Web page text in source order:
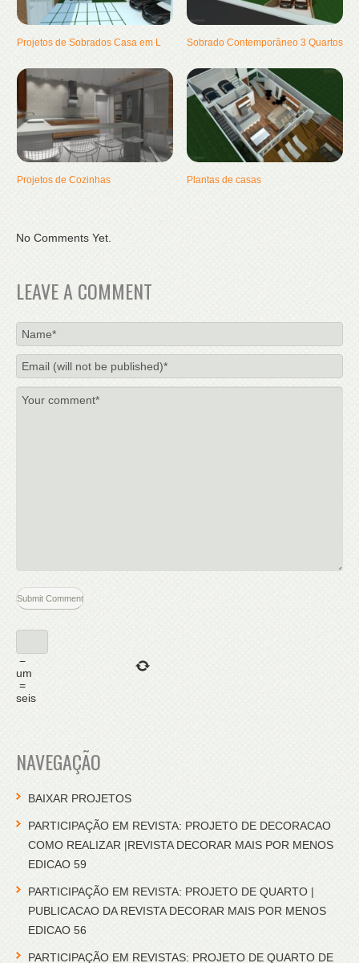
Projetos de Sobrados Casa em L Sobrado Contemporâneo 3 Quartos
Projetos de Cozinhas Plantas de casas
No Comments Yet.
LEAVE A COMMENT
−
um
=
seis
NAVEGAÇÃO
BAIXAR PROJETOS
PARTICIPAÇÃO EM REVISTA: PROJETO DE DECORACAO
COMO REALIZAR |REVISTA DECORAR MAIS POR MENOS
EDICAO 59
PARTICIPAÇÃO EM REVISTA: PROJETO DE QUARTO |
PUBLICACAO DA REVISTA DECORAR MAIS POR MENOS
EDICAO 56
PARTICIPAÇÃO EM REVISTAS: PROJETO DE QUARTO DE